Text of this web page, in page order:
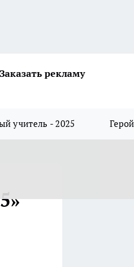
Заказать рекламу
учитель - 2025